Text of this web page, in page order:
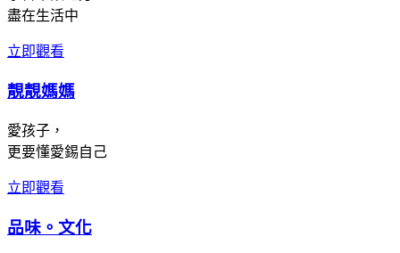
盡在生活中
立即觀看
靚靚媽媽
愛孩子，
更要懂愛錫自己
立即觀看
品味。文化